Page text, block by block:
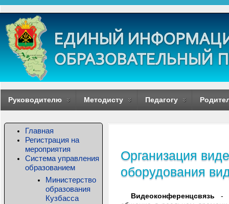
Руководителю Методисту Педагогу
Главная
Регистрация на
мероприятия
Система управления
образованием
Министерство
образования
Кузбасса
Организация
оборудования
Видеоконференцсвязь -